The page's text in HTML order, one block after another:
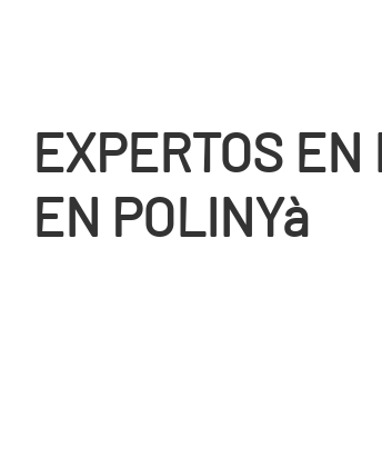
EXPERTOS
EN POLINYà